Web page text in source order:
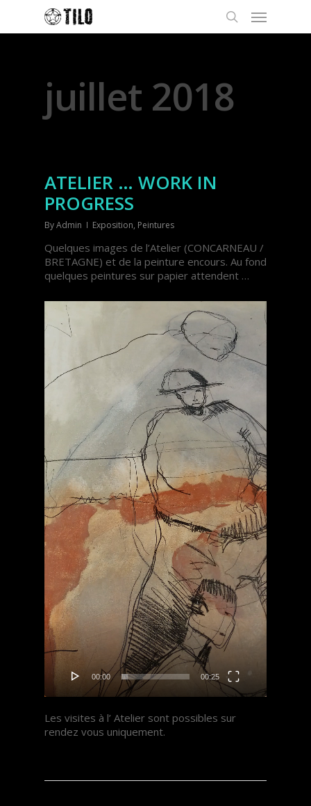
juillet 2018
ATELIER … WORK IN
PROGRESS
ByAdmin Exposition, Peintures
Quelques images de l’Atelier (CONCARNEAU /
BRETAGNE) et de la peinture encours. Au fond
quelques peintures sur papier attendent …
Lecteur
vidéo
00:00 00:25
Les visites à l’ Atelier sont possibles sur
rendez vous uniquement.